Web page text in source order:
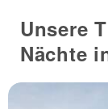
Unsere
Nächte